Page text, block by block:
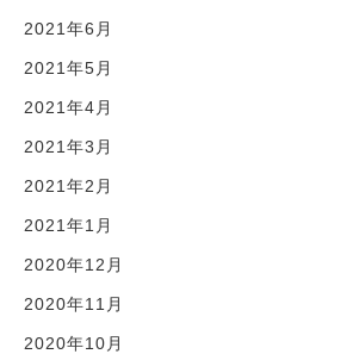
2021年6月
2021年5月
2021年4月
2021年3月
2021年2月
2021年1月
2020年12月
2020年11月
2020年10月